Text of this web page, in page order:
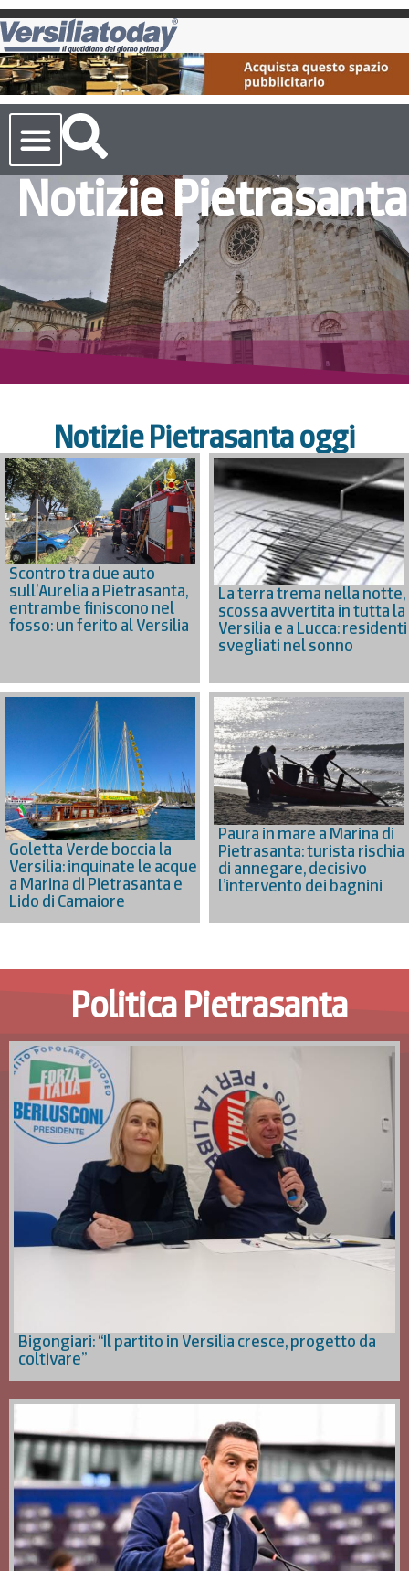
Notizie Pietrasanta
Notizie Pietrasanta oggi
Scontro tra due auto
sull’Aurelia a Pietrasanta,
entrambe finiscono nel
fosso: un ferito al Versilia
La terra trema nella notte,
scossa avvertita in tutta la
Versilia e a Lucca: residenti
svegliati nel sonno
Goletta Verde boccia la
Versilia: inquinate le acque
a Marina di Pietrasanta e
Lido di Camaiore
Paura in mare a Marina di
Pietrasanta: turista rischia
di annegare, decisivo
l’intervento dei bagnini
Politica Pietrasanta
Bigongiari: “Il partito in Versilia cresce, progetto da
coltivare”